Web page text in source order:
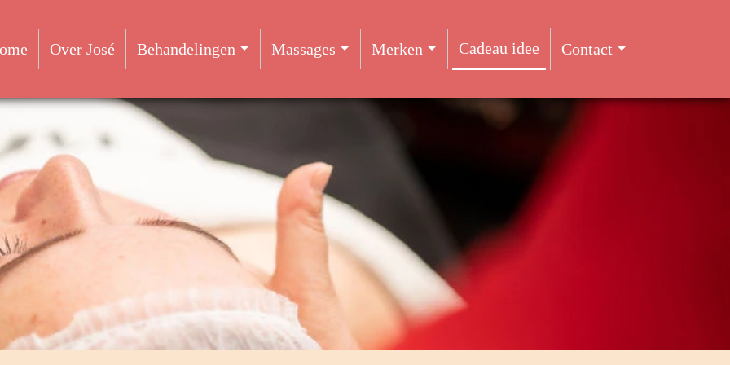
Over José Behandelingen Massages Merken Cadeau idee Contact